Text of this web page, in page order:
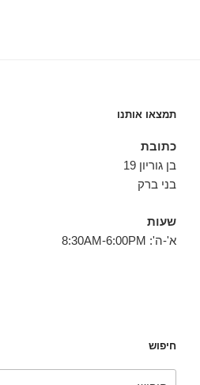
תמצאו אותנו
כתובת
בן גוריון 19
בני ברק
שעות
א'-ה': 8:30AM-6:00PM
חיפוש